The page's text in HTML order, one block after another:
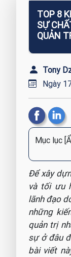
TOP 8
SỰ
QUẢN
Tony
Ngày
Mục lục
Để xây
và tối ưu
lãnh đạo
những
quản trị
sự ở đâu
bài viết